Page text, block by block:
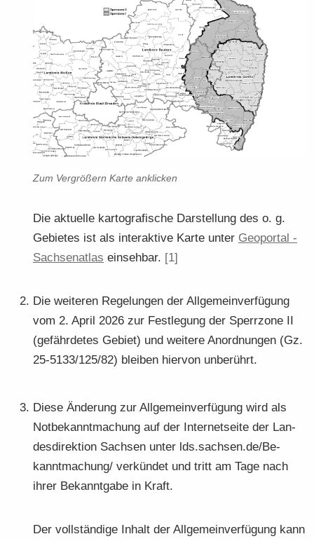
Zum Ver­grö­ßern Karte an­kli­cken
Die ak­tu­el­le kar­to­gra­fi­sche Dar­stel­lung des o. g.
Ge­bie­tes ist als in­ter­ak­ti­ve Karte unter Geo­por­tal -​​​
Sach­sen­at­las ein­seh­bar. [1]
Die wei­te­ren Re­ge­lun­gen der All­ge­mein­ver­fü­gung
vom 2. April 2026 zur Fest­le­gung der Sperr­zo­ne II
(ge­fähr­de­tes Ge­biet) und wei­te­re An­ord­nun­gen (Gz.
25-5133/125/82) blei­ben hier­von un­be­rührt.
Diese Än­de­rung zur All­ge­mein­ver­fü­gung wird als
Not­be­kannt­ma­chung auf der In­ter­net­sei­te der Lan­
des­di­rek­ti­on Sach­sen unter lds.sach­sen.de/Be­
kannt­ma­chung/ ver­kün­det und tritt am Tage nach
ihrer Be­kannt­ga­be in Kraft.
Der voll­stän­di­ge In­halt der All­ge­mein­ver­fü­gung kann